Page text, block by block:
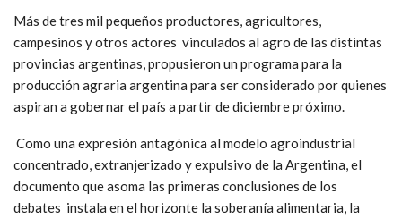
Más de tres mil pequeños productores, agricultores,
campesinos y otros actores vinculados al agro de las distintas
provincias argentinas, propusieron un programa para la
producción agraria argentina para ser considerado por quienes
aspiran a gobernar el país a partir de diciembre próximo.
Como una expresión antagónica al modelo agroindustrial
concentrado, extranjerizado y expulsivo de la Argentina, el
documento que asoma las primeras conclusiones de los
debates instala en el horizonte la soberanía alimentaria, la